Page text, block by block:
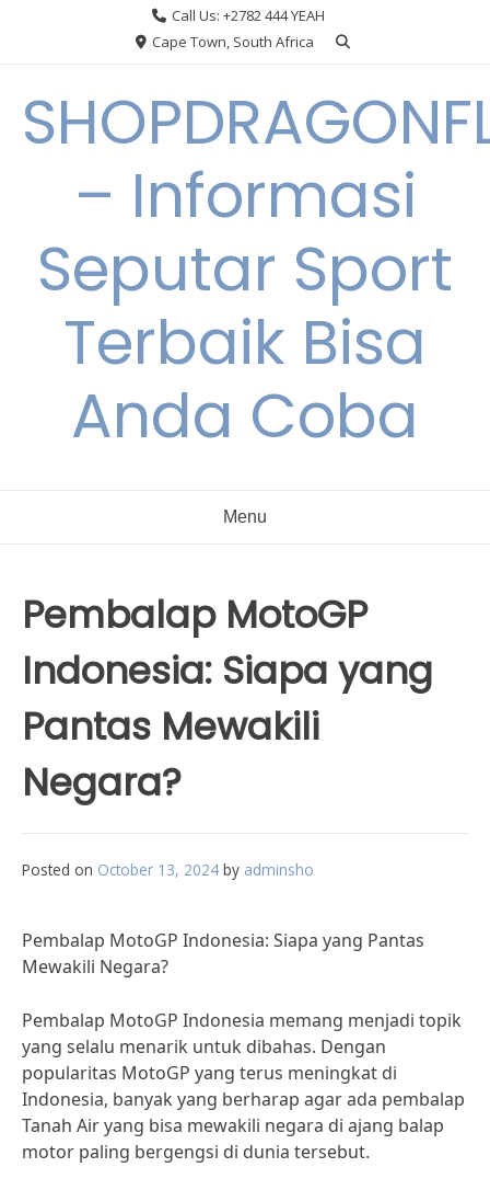
Call Us: +2782 444 YEAH
Cape Town, South Africa
– Informasi
Seputar Sport
Terbaik Bisa
Anda Coba
Menu
Pembalap MotoGP
Indonesia: Siapa yang
Pantas Mewakili
Negara?
Posted on October 13, 2024 by adminsho
Pembalap MotoGP Indonesia: Siapa yang Pantas
Mewakili Negara?
Pembalap MotoGP Indonesia memang menjadi topik
yang selalu menarik untuk dibahas. Dengan
popularitas MotoGP yang terus meningkat di
Indonesia, banyak yang berharap agar ada pembalap
Tanah Air yang bisa mewakili negara di ajang balap
motor paling bergengsi di dunia tersebut.